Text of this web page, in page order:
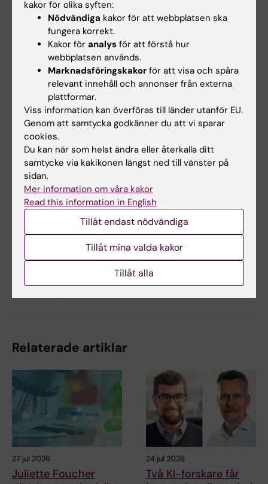
Länkar
Mer läsning: Tema fetma
STOP-projektet – Science and Technology in
Childhood Obesity Policy
Mer läsning: Tema mat och motion
Tags
Anslag Fetma och övervikt
Uppdaterad av:
2018-09-07
Relaterade artiklar
27 jul 2026
Juliette Foucher
24 jul 2026
Två KI-forskare får
kakor för olika syften:
Nödvändiga kakor för att webbplatsen ska
fungera korrekt.
Kakor för analys för att förstå hur
webbplatsen används.
Marknadsföringskakor för att visa och spåra
relevant innehåll och annonser från externa
plattformar.
Viss information kan överföras till länder utanför EU.
Genom att samtycka godkänner du att vi sparar
cookies.
Du kan när som helst ändra eller återkalla ditt
samtycke via kakikonen längst ned till vänster på
sidan.
Mer information om våra kakor
Read this information in English
Tillåt endast nödvändiga
Tillåt mina valda kakor
Tillåt alla